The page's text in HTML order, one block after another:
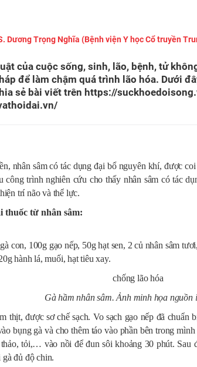
Dương Trọng Nghĩa (Bệnh viện Y học Cổ truyền
của cuộc sống, sinh, lão, bệnh, tử
để làm chậm quá trình lão hóa. Dưới
sẻ bài viết trên https://
nhân sâm có tác dụng đại bổ nguyên khí, được
công trình nghiên cứu cho thấy nhân sâm có tác
trí não và thể lực.
thuốc từ nhân sâm:
con, 100g gạo nếp, 50g hạt sen, 2 củ nhân sâm
hành lá, muối, hạt tiêu xay.
Gà hầm nhân sâm. Ảnh minh họa nguồn
thịt, được sơ chế sạch. Vo sạch gạo nếp đã chuẩn
bụng gà và cho thêm táo vào phần bên trong
thảo, tỏi,… vào nồi để đun sôi khoảng 30 phút. Sau
đủ độ chin.